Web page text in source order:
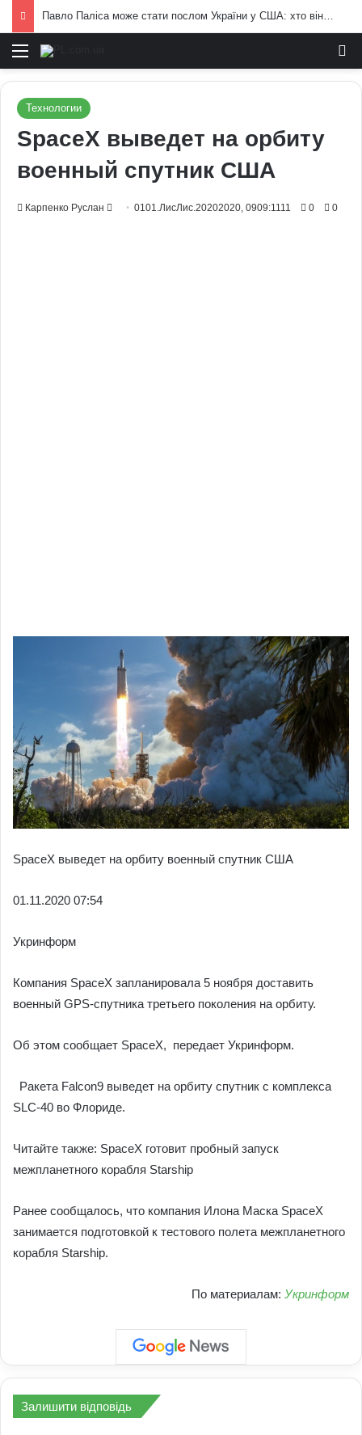
Павло Паліса може стати послом України у США: хто він та чим відомий
Меню
Технологии
SpaceX выведет на орбиту
военный спутник США
Карпенко Руслан
Send0101.ЛисЛис.20202020, 0909:1111 0 0
SpaceX выведет на орбиту военный спутник США
01.11.2020 07:54
Укринформ
Компания SpaceX запланировала 5 ноября доставить
военный GPS-спутника третьего поколения на орбиту.
Об этом сообщает SpaceX, передает Укринформ.
Ракета Falcon9 выведет на орбиту спутник с комплекса
SLC-40 во Флориде.
Читайте также: SpaceХ готовит пробный запуск
межпланетного корабля Starship
Ранее сообщалось, что компания Илона Маска SpaceX
занимается подготовкой к тестового полета межпланетного
корабля Starship.
По материалам: Укринформ
Залишити відповідь